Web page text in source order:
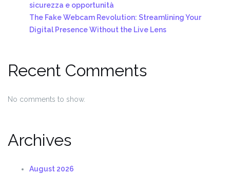
sicurezza e opportunità
The Fake Webcam Revolution: Streamlining Your
Digital Presence Without the Live Lens
Recent Comments
No comments to show.
Archives
August 2026